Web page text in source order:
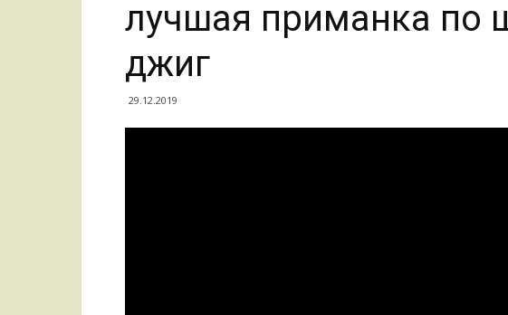
лучшая приманка по
джиг
29.12.2019